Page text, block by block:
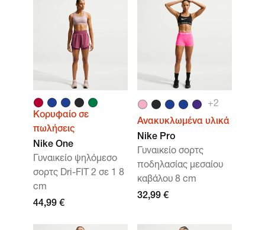
Κορυφαίο σε
πωλήσεις
Nike One
Γυναικείο ψηλόμεσο
σορτς Dri-FIT 2 σε 1 8
cm
44,99 €
+2
Ανακυκλωμένα υλικά
Nike Pro
Γυναικείο σορτς
ποδηλασίας μεσαίου
καβάλου 8 cm
32,99 €